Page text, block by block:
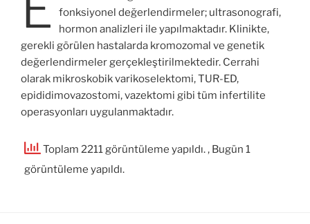
fonksiyonel değerlendirmeler; ultrasonografi,
hormon analizleri ile yapılmaktadır. Klinikte,
gerekli görülen hastalarda kromozomal ve genetik
değerlendirmeler gerçekleştirilmektedir. Cerrahi
olarak mikroskobik varikoselektomi, TUR-ED,
epididimovazostomi, vazektomi gibi tüm infertilite
operasyonları uygulanmaktadır.
Toplam 2211 görüntüleme yapıldı., Bugün 1
görüntüleme yapıldı.